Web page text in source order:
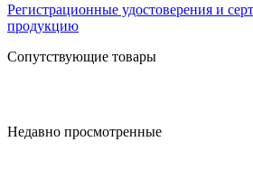
Регистрационные удостоверения и
продукцию
Сопутствующие товары
Недавно просмотренные